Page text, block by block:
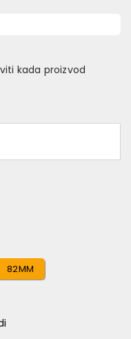
kada proizvod
82MM